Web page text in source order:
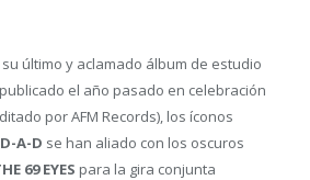
último y aclamado álbum de estudio
el año pasado en celebración
por AFM Records), los íconos
D-A-D se han aliado con los oscuros
69 EYES para la gira conjunta